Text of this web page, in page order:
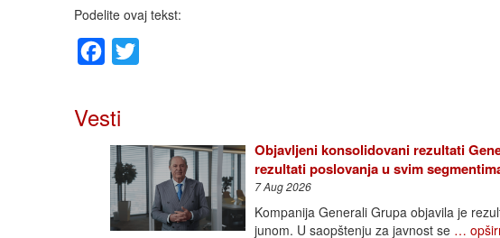
Podelite ovaj tekst:
Facebook
Vesti
Objavljeni konsolidovani rezultati
rezultati poslovanja u svim
7 Aug 2026
Kompanija Generali Grupa objavila je
junom. U saopštenju za javnost se …